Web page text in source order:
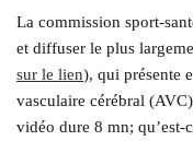
La commission sport-
et diffuser le plus
sur le lien), qui présente
vasculaire cérébral
vidéo dure 8 mn; qu’est-